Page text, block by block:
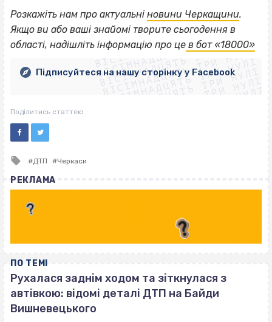
Розкажіть нам про актуальні новини Черкащини.
Якщо ви або ваші знайомі творите сьогодення в
області, надішліть інформацію про це в бот «18000»
ВІСІМНАДЦЯТЬ ТРИ НУЛІ
ВІСІМНАДЦЯТЬ ТРИ НУЛІ
ВІСІМНАДЦЯТЬ ТРИ НУЛІ
ВІСІМНАДЦЯТЬ ТРИ НУЛІ
ВІСІМНАДЦЯТЬ ТРИ НУЛІ
ВІСІМНАДЦЯТЬ ТРИ НУЛІ
ВІСІМНАДЦЯТЬ ТРИ НУЛІ
ВІСІМНАДЦЯТЬ ТРИ НУЛІ
Підписуйтеся на нашу сторінку у Facebook
Поділитись статтею
Tagged
ДТП Черкаси
РЕКЛАМА
ПО ТЕМІ
Рухалася заднім ходом та зіткнулася з
автівкою: відомі деталі ДТП на Байди
Вишневецького